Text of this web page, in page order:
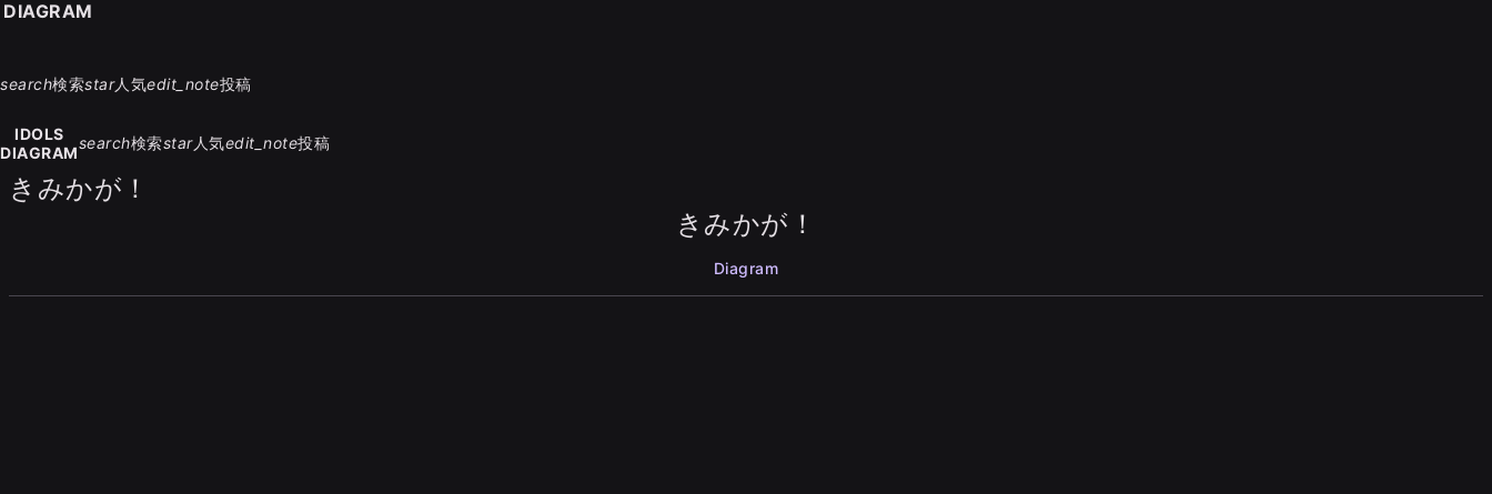
search検索star人気edit_note投稿
IDOLS
DIAGRAM
search検索star人気edit_note投稿
きみかが！
きみかが！
Diagram